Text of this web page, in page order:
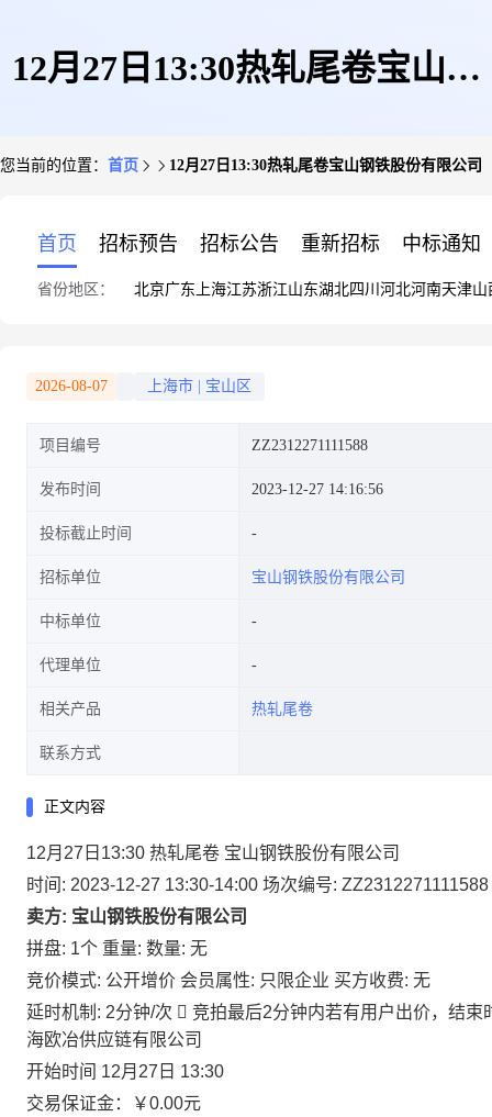
12月27日13:30热轧尾卷宝山钢
您当前的位置： 首页 12月27日13:30热轧尾卷宝山钢铁股份有限公司
首页 招标预告 招标公告 重新招标 中标通知
省份地区： 北京广东 上海江苏浙江山东湖北四川 河北河南天津山
2026-08-07 上海市 宝山区
项目编号 ZZ2312271111588
发布时间 2023-12-27 14:16:56
投标截止时间
招标单位 宝山钢铁股份有限公司
中标单位
代理单位
相关产品 热轧尾卷
联系方式
正文内容
12月27日13:30 热轧尾卷 宝山钢铁股份有限公司
时间: 2023-12-27 13:30-14:00 场次编号: ZZ2312271111588
卖方: 宝山钢铁股份有限公司
拼盘: 1个 重量: 数量: 无
竞价模式: 公开增价 会员属性: 只限企业 买方收费: 无
延时机制: 2分钟/次  竞拍最后2分钟内若有用户出价，结
海欧冶供应链有限公司
开始时间 12月27日 13:30
交易保证金：
￥0.00元